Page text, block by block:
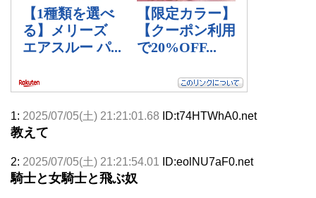
1: 2025/07/05(土) 21:21:01.68 ID:t74HTWhA0.net
教えて
2: 2025/07/05(土) 21:21:54.01 ID:eolNU7aF0.net
騎士と女騎士と飛ぶ奴